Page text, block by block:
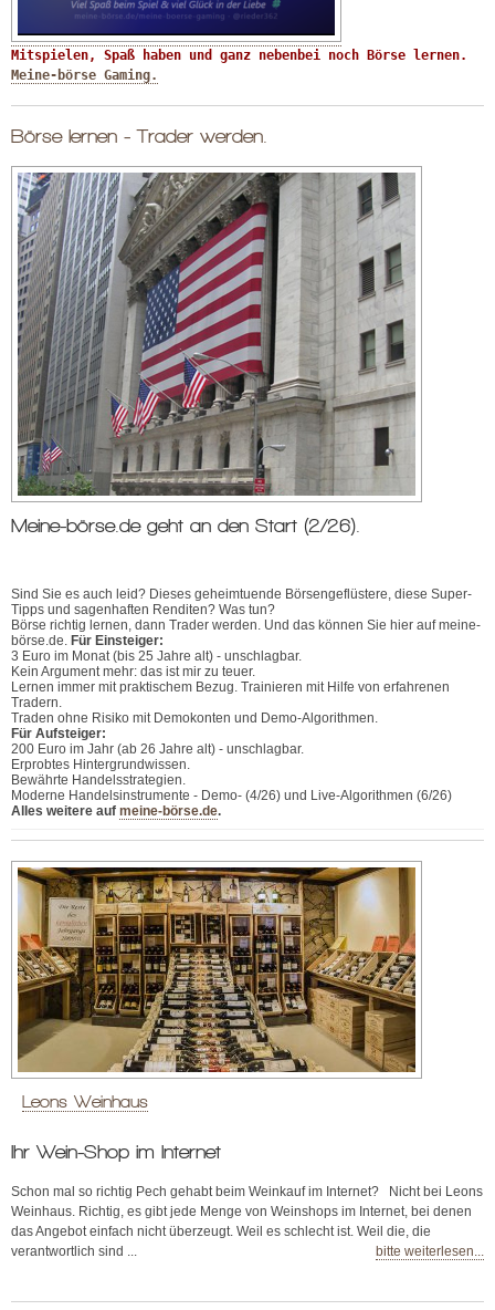
Meine-börse Gaming.
Börse lernen - Trader werden.
Meine-börse.de geht an den Start (2/26).
Sind Sie es auch leid? Dieses geheimtuende Börsengeflüstere, diese Super-
Tipps und sagenhaften Renditen? Was tun?
Börse richtig lernen, dann Trader werden. Und das können Sie hier auf meine-
börse.de. Für Einsteiger:
3 Euro im Monat (bis 25 Jahre alt) - unschlagbar.
Kein Argument mehr: das ist mir zu teuer.
Lernen immer mit praktischem Bezug. Trainieren mit Hilfe von erfahrenen
Tradern.
Traden ohne Risiko mit Demokonten und Demo-Algorithmen.
Für Aufsteiger:
200 Euro im Jahr (ab 26 Jahre alt) - unschlagbar.
Erprobtes Hintergrundwissen.
Bewährte Handelsstrategien.
Moderne Handelsinstrumente - Demo- (4/26) und Live-Algorithmen (6/26)
Alles weitere auf meine-börse.de.
Leons Weinhaus
Ihr Wein-Shop im Internet
Schon mal so richtig Pech gehabt beim Weinkauf im Internet? Nicht bei Leons
Weinhaus. Richtig, es gibt jede Menge von Weinshops im Internet, bei denen
das Angebot einfach nicht überzeugt. Weil es schlecht ist. Weil die, die
verantwortlich sind ...
bitte weiterlesen...